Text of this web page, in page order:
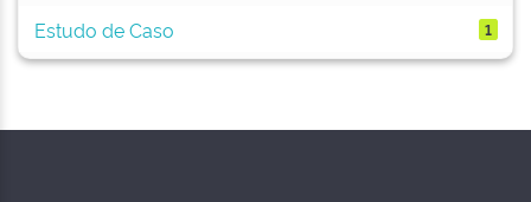
Estudo de Caso
1